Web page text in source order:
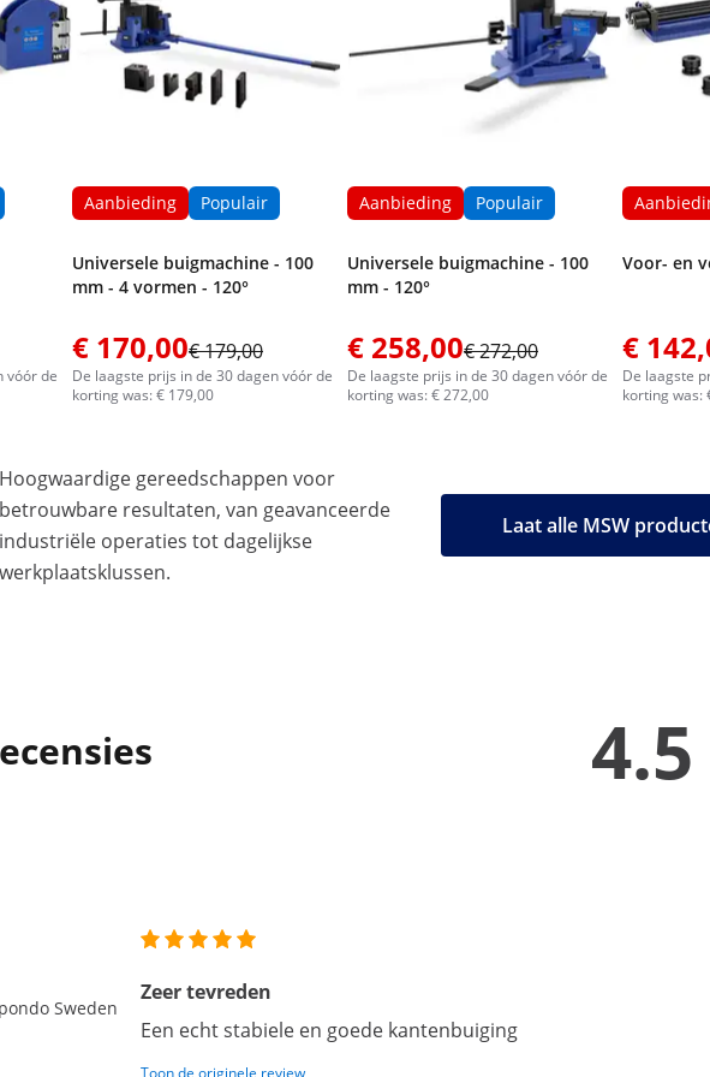
vóór de
Aanbieding Populair
Universele buigmachine - 100
mm - 4 vormen - 120°
€ 170,00€ 179,00
De laagste prijs in de 30 dagen vóór de
korting was: € 179,00
Aanbieding Populair
Universele buigmachine - 100
mm - 120°
€ 258,00€ 272,00
De laagste prijs in de 30 dagen vóór de
korting was: € 272,00
Voor- en
€
De laagste
korting was:
Hoogwaardige gereedschappen voor
betrouwbare resultaten, van geavanceerde
industriële operaties tot dagelijkse
werkplaatsklussen.
Laat alle MSW
4.5
Sweden
Zeer tevreden
Een echt stabiele en goede kantenbuiging
Toon de originele review